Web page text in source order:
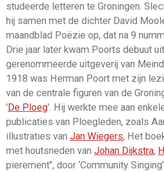
studeerde letteren te Groningen.
hij samen met de dichter David
maandblad Poëzie op, dat na 9
Drie jaar later kwam Poorts debuut
gerenommeerde uitgeverij van
1918 was Herman Poort met zijn
van de centrale figuren van de
'De Ploeg'. Hij werkte mee aan
publicaties van Ploegleden, zoals
illustraties van Jan Wiegers, Het
met houtsneden van Johan Dijkstra,
pierement’’, door ‘Community